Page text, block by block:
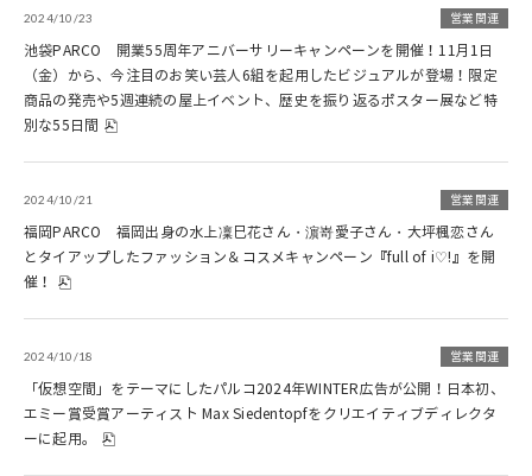
2024/10/23 営業関連
池袋PARCO 開業55周年アニバーサリーキャンペーンを開催！11月1日
（金）から、今注目のお笑い芸人6組を起用したビジュアルが登場！限定
商品の発売や5週連続の屋上イベント、歴史を振り返るポスター展など特
別な55日間
2024/10/21 営業関連
福岡PARCO 福岡出身の水上凜巳花さん・濵嵜愛子さん・大坪楓恋さん
とタイアップしたファッション＆コスメキャンペーン『full of i♡!』を開
催！
2024/10/18 営業関連
「仮想空間」をテーマにしたパルコ2024年WINTER広告が公開！日本初、
エミー賞受賞アーティスト Max Siedentopfをクリエイティブディレクタ
ーに起用。